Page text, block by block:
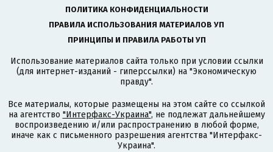
ПОЛИТИКА КОНФИДЕНЦИАЛЬНОСТИ
ПРАВИЛА ИСПОЛЬЗОВАНИЯ МАТЕРИАЛОВ УП
ПРИНЦИПЫ И ПРАВИЛА РАБОТЫ УП
Использование материалов сайта только при условии ссылки
(для интернет-изданий - гиперссылки) на "Экономическую
правду".
Все материалы, которые размещены на этом сайте со ссылкой
на агентство "Интерфакс-Украина", не подлежат дальнейшему
воспроизведению и/или распространению в любой форме,
иначе как с письменного разрешения агентства "Интерфакс-
Украина".